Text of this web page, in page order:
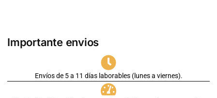
Importante envios
Envíos de 5 a 11 días laborables (lunes a viernes).